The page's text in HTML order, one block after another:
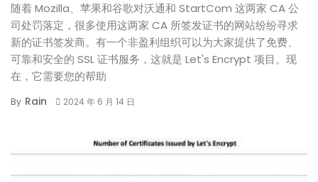
随着 Mozilla、苹果和谷歌对沃通和 StartCom 这两家 CA 公
司处罚落定，很多使用这两家 CA 所签发证书的网站纷纷寻求
新的证书签发商。有一个非盈利组织可以为大家提供了免费、
可靠和安全的 SSL 证书服务，这就是 Let's Encrypt 项目。现
在，它需要您的帮助
By Rain 2024 年 6 月 14 日